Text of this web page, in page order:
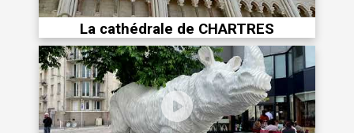
La cathédrale de CHARTRES